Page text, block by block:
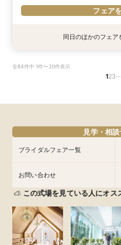
フェア
8/28
挙式フェア
フェア
8/28
♪
フェア
8/28
会☆
8/28
ル会場見学×見積も
衣装試着 特典あり
8/28
ミ指示の価格をご案
フェア
衣装試着 特典あり
8/28
されるゲスト体験
フェア
8/28
食&館内ご案内
フェア
同日のほかのフェア
全84件中 1件〜20件表示
123…
見学・相
ブライダルフェア一覧
お問い合わせ
この式場を見ている人にオス